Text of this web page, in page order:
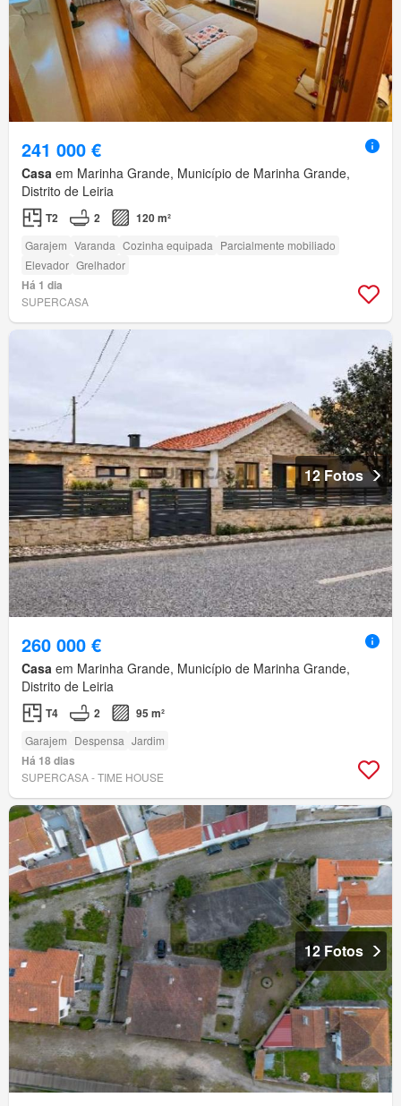
241 000 €
Casa em Marinha Grande, Município de Marinha Grande,
Distrito de Leiria
T2 2 120 m²
Garajem Varanda Cozinha equipada Parcialmente mobiliado
Elevador Grelhador
Há 1 dia
SUPERCASA
12 Fotos
260 000 €
Casa em Marinha Grande, Município de Marinha Grande,
Distrito de Leiria
T4 2 95 m²
Garajem Despensa Jardim
Há 18 dias
SUPERCASA - TIME HOUSE
12 Fotos